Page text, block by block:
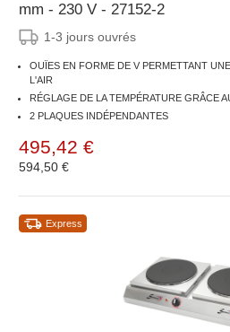
mm - 230 V - 27152-2
1-3 jours ouvrés
OUÏES EN FORME DE V PERMETTANT
L'AIR
RÉGLAGE DE LA TEMPÉRATURE GRÂCE
2 PLAQUES INDÉPENDANTES
495,42 €
594,50 €
Express